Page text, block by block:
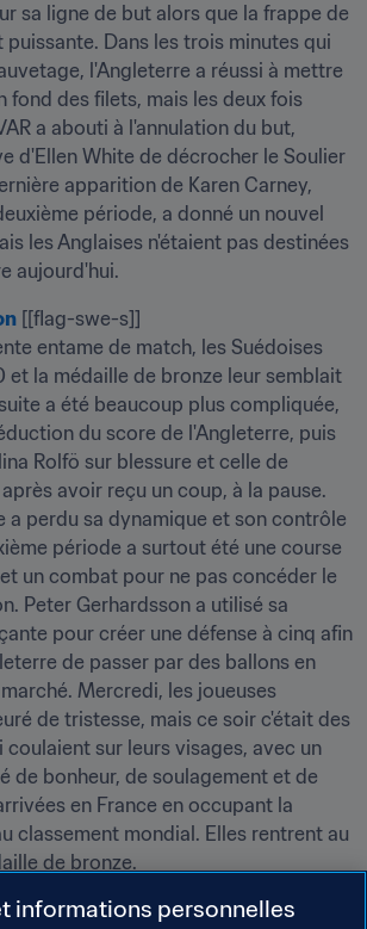
sa ligne de but alors que la frappe de
puissante. Dans les trois minutes qui
l'Angleterre a réussi à mettre
fond des filets, mais les deux fois
a abouti à l'annulation du but,
d'Ellen White de décrocher le Soulier
apparition de Karen Carney,
période, a donné un nouvel
les Anglaises n'étaient pas destinées
aujourd'hui.
[[flag-swe-s]]
entame de match, les Suédoises
et la médaille de bronze leur semblait
a été beaucoup plus compliquée,
du score de l'Angleterre, puis
Rolfö sur blessure et celle de
avoir reçu un coup, à la pause.
a perdu sa dynamique et son contrôle
période a surtout été une course
un combat pour ne pas concéder le
Peter Gerhardsson a utilisé sa
pour créer une défense à cinq afin
de passer par des ballons en
Mercredi, les joueuses
de tristesse, mais ce soir c'était des
coulaient sur leurs visages, avec un
de bonheur, de soulagement et de
en France en occupant la
classement mondial. Elles rentrent au
de bronze.
informations personnelles